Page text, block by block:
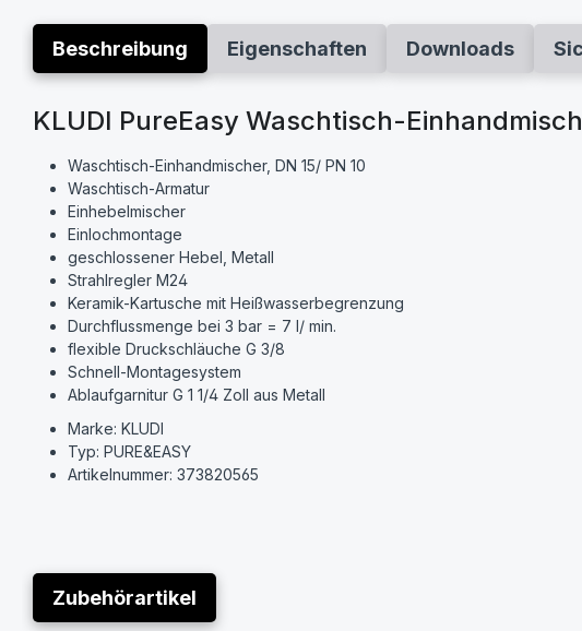
Beschreibung Eigenschaften Downloads
KLUDI PureEasy Waschtisch-
Waschtisch-Einhandmischer, DN 15/ PN 10
Waschtisch-Armatur
Einhebelmischer
Einlochmontage
geschlossener Hebel, Metall
Strahlregler M24
Keramik-Kartusche mit Heißwasserbegrenzung
Durchflussmenge bei 3 bar = 7 l/ min.
flexible Druckschläuche G 3/8
Schnell-Montagesystem
Ablaufgarnitur G 1 1/4 Zoll aus Metall
Marke: KLUDI
Typ: PURE&EASY
Artikelnummer: 373820565
Zubehörartikel